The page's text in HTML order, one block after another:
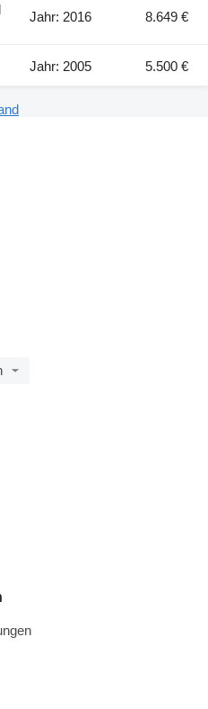
Jahr: 2016 8.649 €
Jahr: 2005
5.500 €